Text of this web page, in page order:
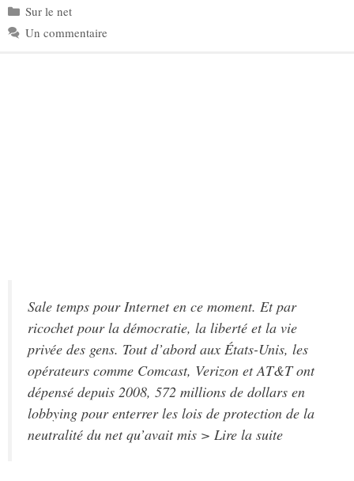
Catégories
Sur le net
Un commentaire
Sale temps pour Internet en ce moment. Et par
ricochet pour la démocratie, la liberté et la vie
privée des gens. Tout d’abord aux États-Unis, les
opérateurs comme Comcast, Verizon et AT&T ont
dépensé depuis 2008, 572 millions de dollars en
lobbying pour enterrer les lois de protection de la
neutralité du net qu’avait mis > Lire la suite